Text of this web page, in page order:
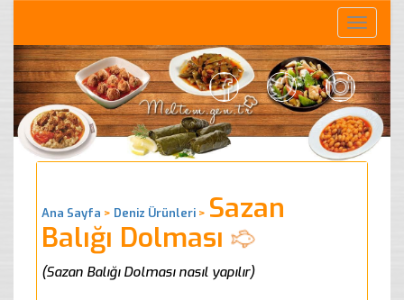
Toggle
Ana Sayfa > Deniz Ürünleri > Sazan
Balığı Dolması
(Sazan Balığı Dolması nasıl yapılır)